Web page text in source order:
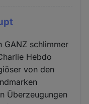
GANZ schlimmer
Hebdo
von den
Überzeugungen